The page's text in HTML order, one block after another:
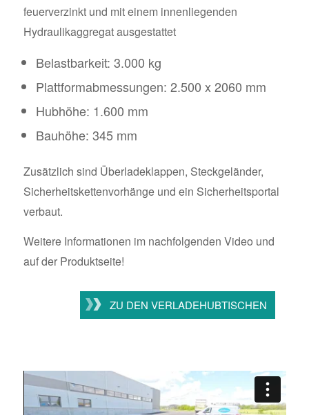
feuerverzinkt und mit einem innenliegenden
Hydraulikaggregat ausgestattet
Belastbarkeit: 3.000 kg
Plattformabmessungen: 2.500 x 2060 mm
Hubhöhe: 1.600 mm
Bauhöhe: 345 mm
Zusätzlich sind Überladeklappen, Steckgeländer,
Sicherheitskettenvorhänge und ein Sicherheitsportal
verbaut.
Weitere Informationen im nachfolgenden Video und
auf der Produktseite!
ZU DEN VERLADEHUBTISCHEN